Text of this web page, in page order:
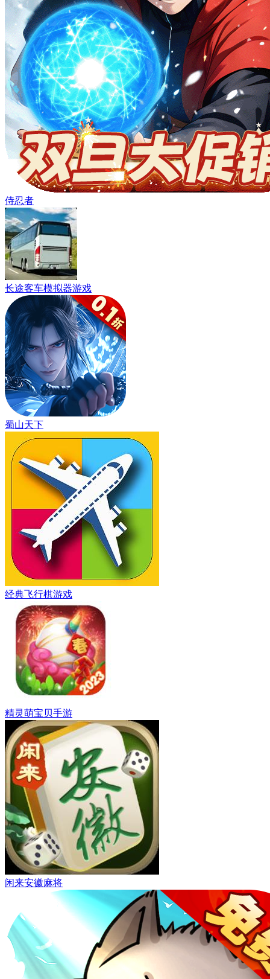
侍忍者
长途客车模拟器游戏
蜀山天下
经典飞行棋游戏
精灵萌宝贝手游
闲来安徽麻将